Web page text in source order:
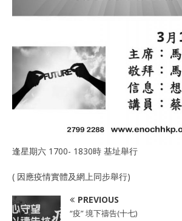
逢星期六 1700- 1830時 基址舉行
( 因應疫情實體及網上同步舉行)
PREVIOUS
“疫” 境下禱告(十七)